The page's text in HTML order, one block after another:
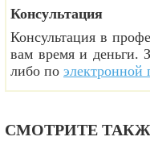
Консультация
Консультация в
вам время и деньги.
либо по электронной
СМОТРИТЕ